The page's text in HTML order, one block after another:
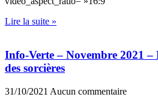
Lire la suite »
Info-Verte – Novembre 2021 –
des sorcières
31/10/2021 Aucun commentaire